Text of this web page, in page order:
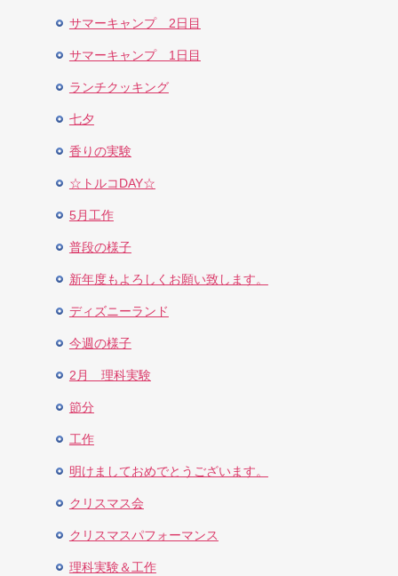
サマーキャンプ 2日目
サマーキャンプ 1日目
ランチクッキング
七夕
香りの実験
☆トルコDAY☆
5月工作
普段の様子
新年度もよろしくお願い致します。
ディズニーランド
今週の様子
2月 理科実験
節分
工作
明けましておめでとうございます。
クリスマス会
クリスマスパフォーマンス
理科実験＆工作